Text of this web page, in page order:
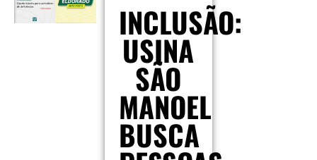
INCLUSÃO:
USINA
SÃO
MANOEL
BUSCA